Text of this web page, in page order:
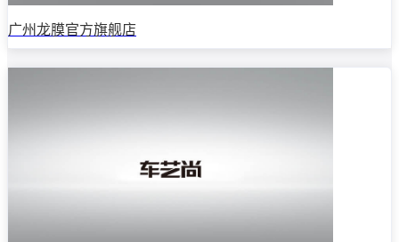
广州龙膜官方旗舰店